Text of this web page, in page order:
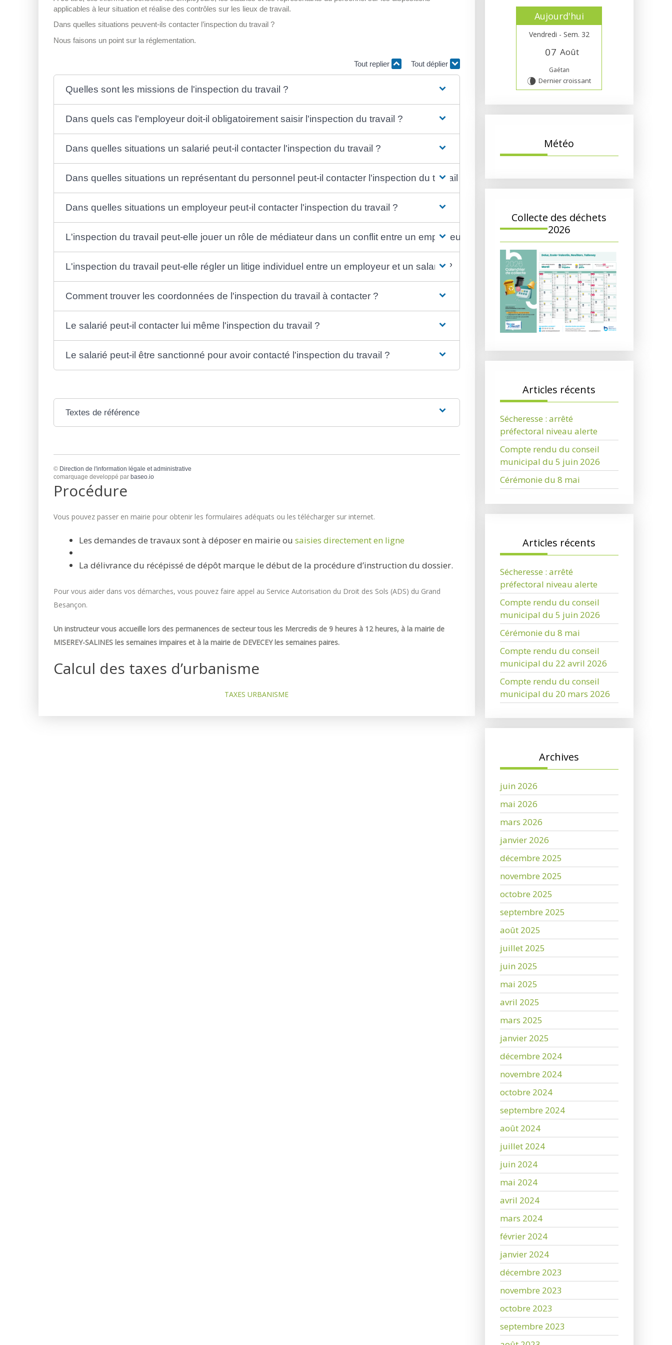
applicables à leur situation et réalise des contrôles sur les lieux de travail.
Dans quelles situations peuvent-ils contacter l’inspection du travail ?
Nous faisons un point sur la réglementation.
Tout replier Tout déplier
Quelles sont les missions de l'inspection du travail ?
Dans quels cas l'employeur doit-il obligatoirement saisir l'inspection du travail ?
Dans quelles situations un salarié peut-il contacter l'inspection du travail ?
Dans quelles situations un représentant du personnel peut-il contacter l'inspection du travail ?
Dans quelles situations un employeur peut-il contacter l'inspection du travail ?
L'inspection du travail peut-elle jouer un rôle de médiateur dans un conflit entre un employeur et ses salariés ?
L'inspection du travail peut-elle régler un litige individuel entre un employeur et un salarié ?
Comment trouver les coordonnées de l'inspection du travail à contacter ?
Le salarié peut-il contacter lui même l'inspection du travail ?
Le salarié peut-il être sanctionné pour avoir contacté l'inspection du travail ?
Textes de référence
© Direction de l'information légale et administrative
comarquage developpé par baseo.io
Procédure
Vous pouvez passer en mairie pour obtenir les formulaires adéquats ou les télécharger sur internet.
Les demandes de travaux sont à déposer en mairie ou saisies directement en ligne
La délivrance du récépissé de dépôt marque le début de la procédure d’instruction du dossier.
Pour vous aider dans vos démarches, vous pouvez faire appel au Service Autorisation du Droit des Sols (ADS) du Grand
Besançon.
Un instructeur vous accueille lors des permanences de secteur tous les Mercredis de 9 heures à 12 heures, à la mairie de
MISEREY-SALINES les semaines impaires et à la mairie de DEVECEY les semaines paires.
Calcul des taxes d’urbanisme
TAXES URBANISME
Aujourd'hui
Vendredi - Sem. 32
07 Août
Gaétan
V Dernier croissant
Météo
Collecte des déchets
2026
Articles récents
Sécheresse : arrêté
préfectoral niveau alerte
Compte rendu du conseil
municipal du 5 juin 2026
Cérémonie du 8 mai
Articles récents
Sécheresse : arrêté
préfectoral niveau alerte
Compte rendu du conseil
municipal du 5 juin 2026
Cérémonie du 8 mai
Compte rendu du conseil
municipal du 22 avril 2026
Compte rendu du conseil
municipal du 20 mars 2026
Archives
juin 2026
mai 2026
mars 2026
janvier 2026
décembre 2025
novembre 2025
octobre 2025
septembre 2025
août 2025
juillet 2025
juin 2025
mai 2025
avril 2025
mars 2025
janvier 2025
décembre 2024
novembre 2024
octobre 2024
septembre 2024
août 2024
juillet 2024
juin 2024
mai 2024
avril 2024
mars 2024
février 2024
janvier 2024
décembre 2023
novembre 2023
octobre 2023
septembre 2023